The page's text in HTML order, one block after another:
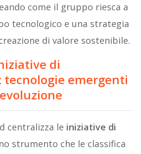
come il gruppo riesca a
tecnologico e una strategia
di valore sostenibile.
di
tecnologie emergenti
centralizza le iniziative di
strumento che le classifica